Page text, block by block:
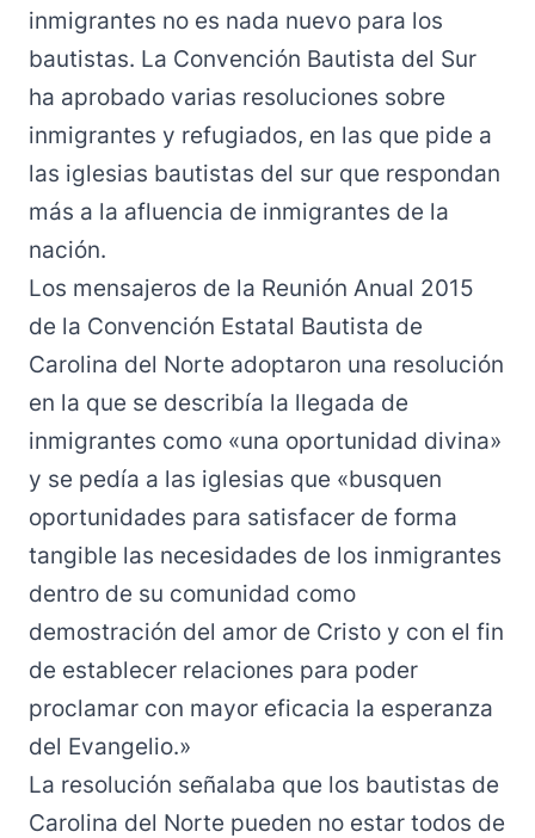
inmigrantes no es nada nuevo para los
bautistas. La Convención Bautista del Sur
ha aprobado varias resoluciones sobre
inmigrantes y refugiados, en las que pide a
las iglesias bautistas del sur que respondan
más a la afluencia de inmigrantes de la
nación.
Los mensajeros de la Reunión Anual 2015
de la Convención Estatal Bautista de
Carolina del Norte adoptaron una resolución
en la que se describía la llegada de
inmigrantes como «una oportunidad divina»
y se pedía a las iglesias que «busquen
oportunidades para satisfacer de forma
tangible las necesidades de los inmigrantes
dentro de su comunidad como
demostración del amor de Cristo y con el fin
de establecer relaciones para poder
proclamar con mayor eficacia la esperanza
del Evangelio.»
La resolución señalaba que los bautistas de
Carolina del Norte pueden no estar todos de